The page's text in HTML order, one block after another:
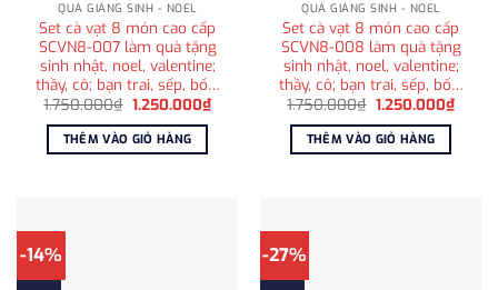
QUÀ GIÁNG SINH - NOEL
Set cà vạt 8 món cao cấp
SCVN8-007 làm quà tặng
sinh nhật, noel, valentine;
thầy, cô; bạn trai, sếp, bố…
1.750.000₫ Giá
là:
1.750.000₫.
1.250.000₫Giá
hiện
1.250.000₫.
THÊM VÀO GIỎ HÀNG
QUÀ GIÁNG SINH - NOEL
Set cà vạt 8 món cao cấp
SCVN8-008 làm quà tặng
sinh nhật, noel, valentine;
thầy, cô; bạn trai, sếp, bố…
1.750.000₫ Giá
là:
1.750.000₫.
1.250.000₫Giá
hiện
THÊM VÀO GIỎ HÀNG
-14% -27%